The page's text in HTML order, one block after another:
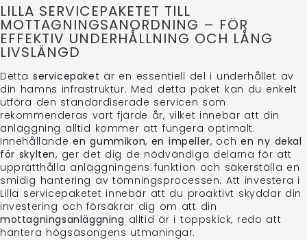
Vi uppskattar verkligen att du tog dig tid att skriva detta.
Med vänlig hälsning,
AlfaBryggan AB
LILLA SERVICEPAKETET TILL
MOTTAGNINGSANORDNING – FÖR
EFFEKTIV UNDERHÅLLNING OCH LÅNG
LIVSLÄNGD
Detta servicepaket är en essentiell del i underhållet av
din hamns infrastruktur. Med detta paket kan du enkelt
utföra den standardiserade servicen som
rekommenderas vart fjärde år, vilket innebär att din
anläggning alltid kommer att fungera optimalt.
Innehållandeen gummikon, en impeller, ochen ny dekal
för skylten, ger det dig de nödvändiga delarna för att
upprätthålla anläggningens funktion och säkerställa en
smidig hantering av tömningsprocessen. Att investera i
Lilla servicepaketet innebär att du proaktivt skyddar din
investering och försäkrar dig om att din
mottagningsanläggning alltid är i toppskick, redo att
hantera högsäsongens utmaningar.